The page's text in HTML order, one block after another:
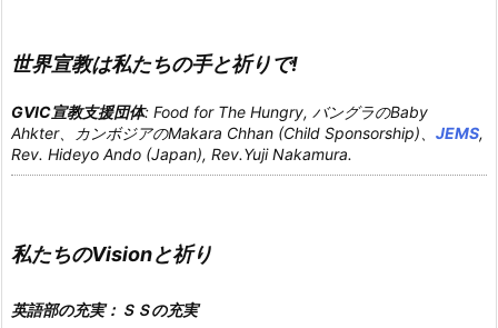
世界宣教は私たちの手と祈りで!
GVIC宣教支援団体: Food for The Hungry, バングラのBaby
Ahkter、カンボジアのMakara Chhan (Child Sponsorship)、 JEMS,
Rev. Hideyo Ando (Japan), Rev.Yuji Nakamura.
私たちのVisionと祈り
英語部の充実：ＳＳの充実